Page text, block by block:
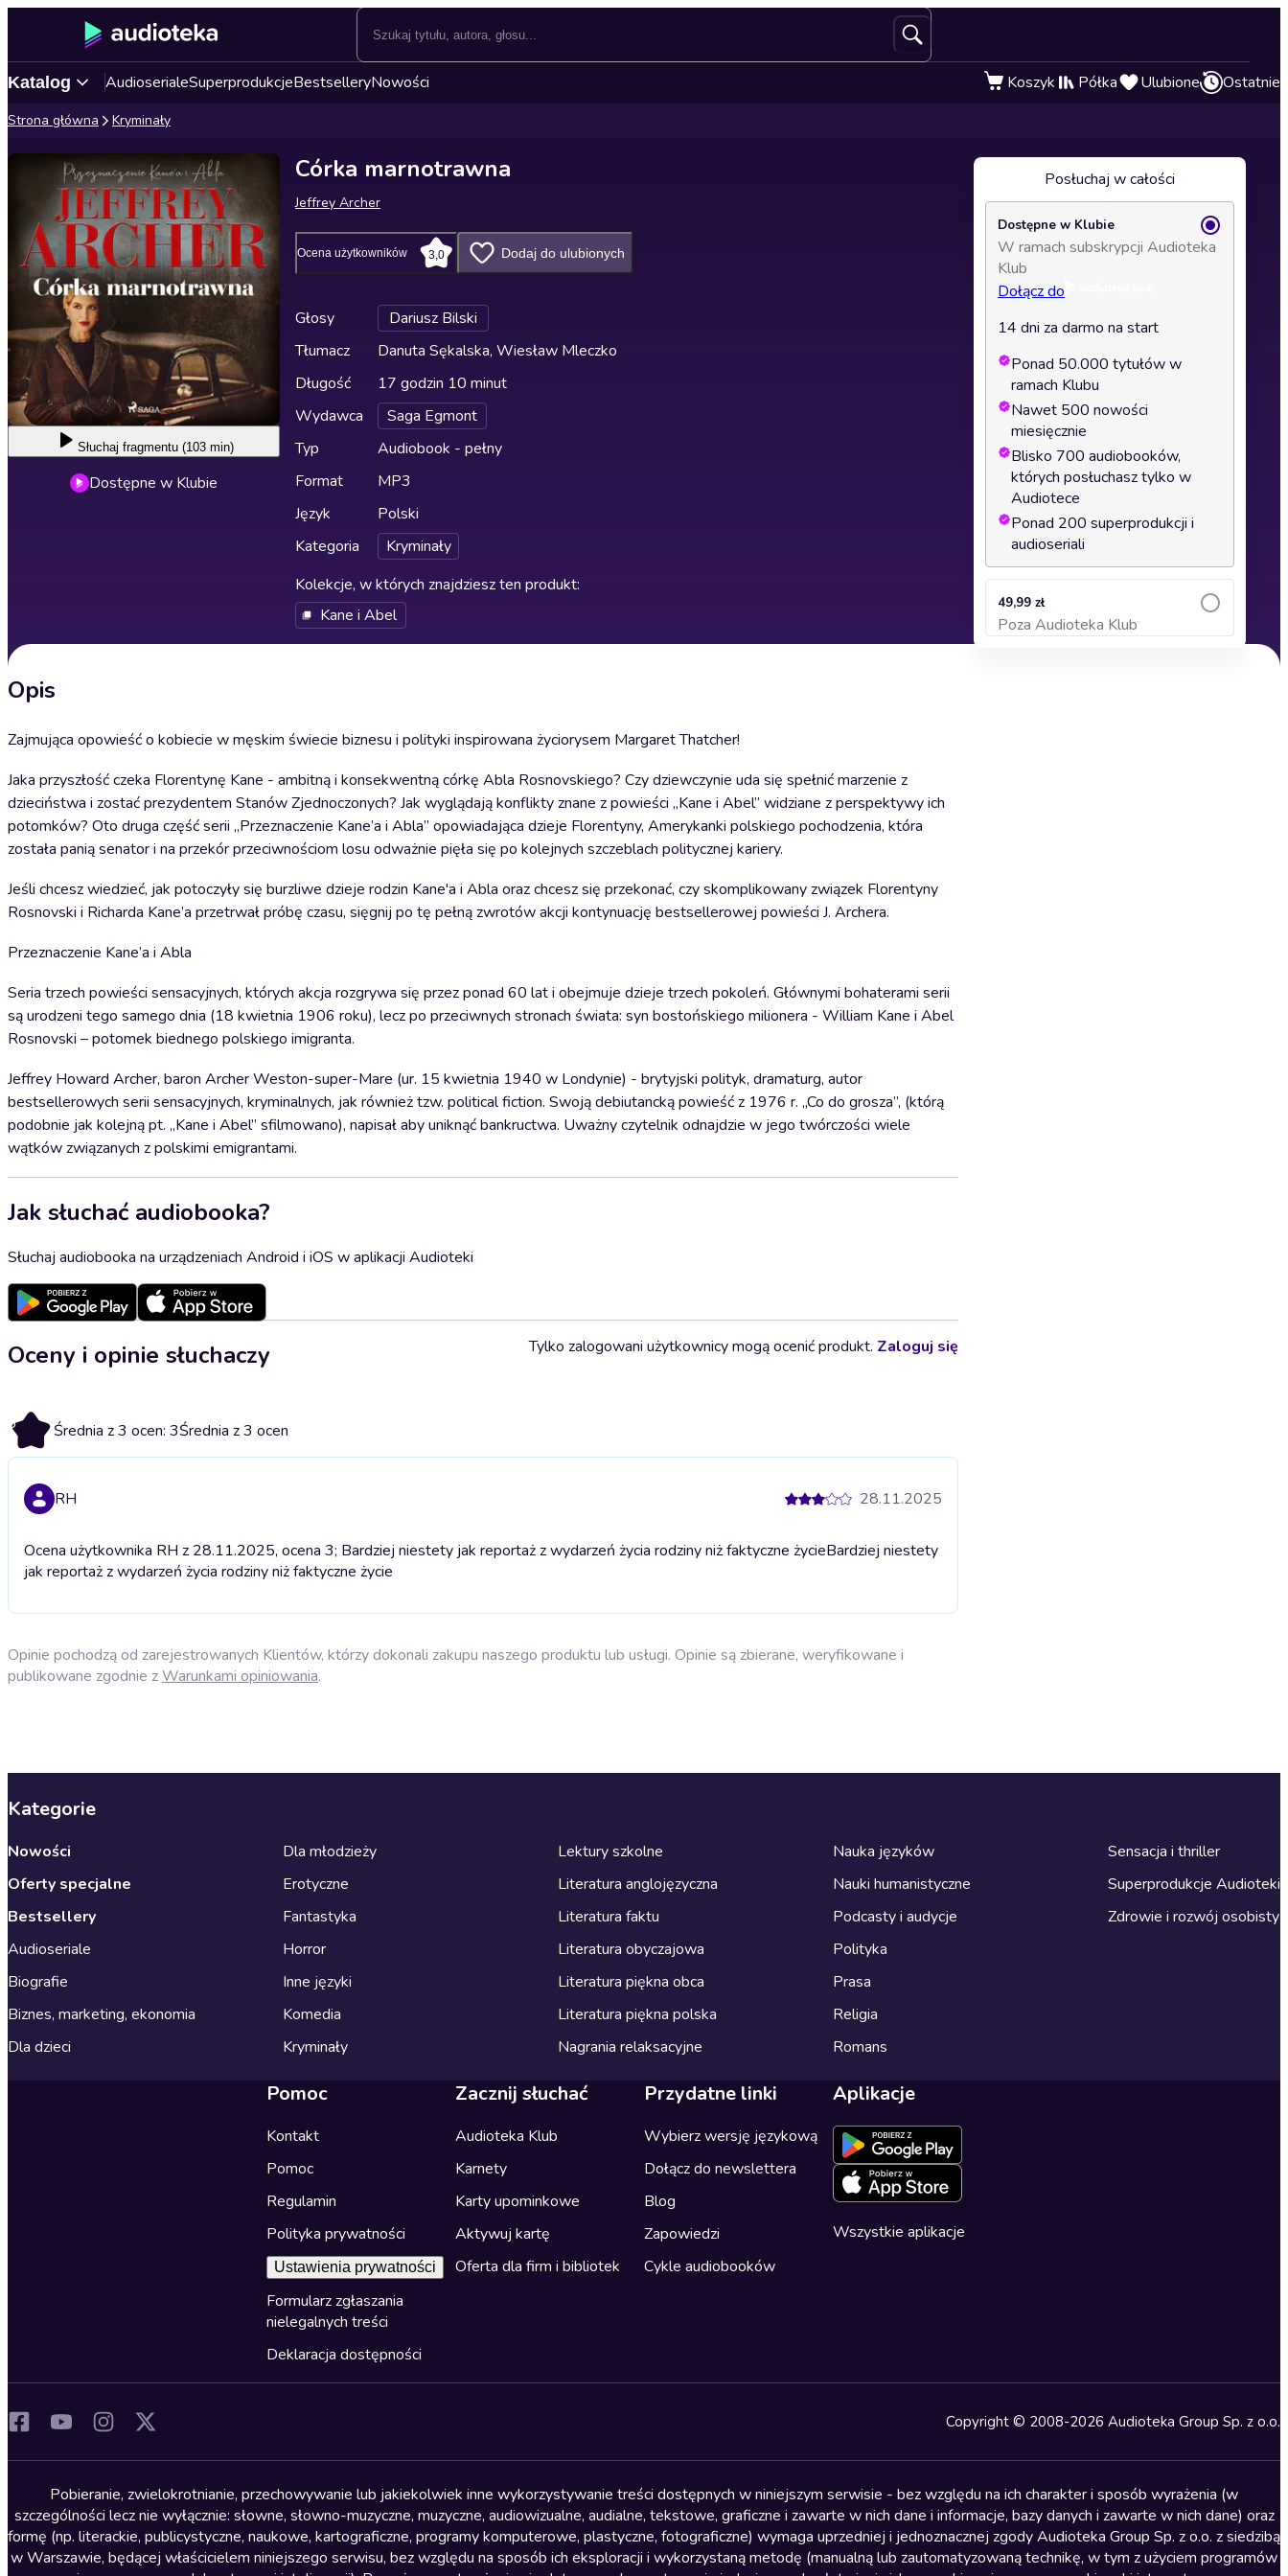
Katalog AudioserialeSuperprodukcjeBestselleryNowości Koszyk Półka Ulubione Ostatnie
Strona główna Kryminały
Słuchaj fragmentu (103 min)
Dostępne w Klubie
Córka marnotrawna
Jeffrey Archer
Ocena użytkowników 3,0 Dodaj do ulubionych
Głosy
Dariusz Bilski
Tłumacz
Danuta Sękalska, Wiesław Mleczko
Długość
17 godzin 10 minut
Wydawca
Saga Egmont
Typ
Audiobook - pełny
Format
MP3
Język
Polski
Kategoria
Kryminały
Kolekcje, w których znajdziesz ten produkt:
Kane i Abel
Opis
Zajmująca opowieść o kobiecie w męskim świecie biznesu i polityki inspirowana życiorysem Margaret Thatcher!
Jaka przyszłość czeka Florentynę Kane - ambitną i konsekwentną córkę Abla Rosnovskiego? Czy dziewczynie uda się spełnić marzenie z
dzieciństwa i zostać prezydentem Stanów Zjednoczonych? Jak wyglądają konflikty znane z powieści ,,Kane i Abel” widziane z perspektywy ich
potomków? Oto druga część serii ,,Przeznaczenie Kane’a i Abla” opowiadająca dzieje Florentyny, Amerykanki polskiego pochodzenia, która
została panią senator i na przekór przeciwnościom losu odważnie pięła się po kolejnych szczeblach politycznej kariery.
Jeśli chcesz wiedzieć, jak potoczyły się burzliwe dzieje rodzin Kane'a i Abla oraz chcesz się przekonać, czy skomplikowany związek Florentyny
Rosnovski i Richarda Kane’a przetrwał próbę czasu, sięgnij po tę pełną zwrotów akcji kontynuację bestsellerowej powieści J. Archera.
Przeznaczenie Kane’a i Abla
Seria trzech powieści sensacyjnych, których akcja rozgrywa się przez ponad 60 lat i obejmuje dzieje trzech pokoleń. Głównymi bohaterami serii
są urodzeni tego samego dnia (18 kwietnia 1906 roku), lecz po przeciwnych stronach świata: syn bostońskiego milionera - William Kane i Abel
Rosnovski – potomek biednego polskiego imigranta.
Jeffrey Howard Archer, baron Archer Weston-super-Mare (ur. 15 kwietnia 1940 w Londynie) - brytyjski polityk, dramaturg, autor
bestsellerowych serii sensacyjnych, kryminalnych, jak również tzw. political fiction. Swoją debiutancką powieść z 1976 r. ,,Co do grosza”, (którą
podobnie jak kolejną pt. ,,Kane i Abel” sfilmowano), napisał aby uniknąć bankructwa. Uważny czytelnik odnajdzie w jego twórczości wiele
wątków związanych z polskimi emigrantami.
Jak słuchać audiobooka?
Słuchaj audiobooka na urządzeniach Android i iOS w aplikacji Audioteki
Oceny i opinie słuchaczy
3 Średnia z 3 ocen: 3Średnia z 3 ocen
Tylko zalogowani użytkownicy mogą ocenić produkt. Zaloguj się
RH 28.11.2025
Ocena użytkownika RH z 28.11.2025, ocena 3; Bardziej niestety jak reportaż z wydarzeń życia rodziny niż faktyczne życieBardziej niestety
jak reportaż z wydarzeń życia rodziny niż faktyczne życie
Opinie pochodzą od zarejestrowanych Klientów, którzy dokonali zakupu naszego produktu lub usługi. Opinie są zbierane, weryfikowane i
publikowane zgodnie zWarunkami opiniowania.
Posłuchaj w całości
Dostępne w Klubie
W ramach subskrypcji Audioteka
Klub
Dołącz do
14 dni za darmo na start
Ponad 50.000 tytułów w
ramach Klubu
Nawet 500 nowości
miesięcznie
Blisko 700 audiobooków,
których posłuchasz tylko w
Audiotece
Ponad 200 superprodukcji i
audioseriali
49,99 zł
Poza Audioteka Klub
Dodaj do koszyka
Kategorie
Nowości
Oferty specjalne
Bestsellery
Audioseriale
Biografie
Biznes, marketing, ekonomia
Dla dzieci
Dla młodzieży
Erotyczne
Fantastyka
Horror
Inne języki
Komedia
Kryminały
Lektury szkolne
Literatura anglojęzyczna
Literatura faktu
Literatura obyczajowa
Literatura piękna obca
Literatura piękna polska
Nagrania relaksacyjne
Nauka języków
Nauki humanistyczne
Podcasty i audycje
Polityka
Prasa
Religia
Romans
Sensacja i thriller
Superprodukcje Audioteki
Zdrowie i rozwój osobisty
Pomoc
Kontakt
Pomoc
Regulamin
Polityka prywatności
Ustawienia prywatności
Formularz zgłaszania
nielegalnych treści
Deklaracja dostępności
Zacznij słuchać
Audioteka Klub
Karnety
Karty upominkowe
Aktywuj kartę
Oferta dla firm i bibliotek
Przydatne linki
Wybierz wersję językową
Dołącz do newslettera
Blog
Zapowiedzi
Cykle audiobooków
Aplikacje
Wszystkie aplikacje
Copyright © 2008-2026 Audioteka Group Sp. z o.o.
Pobieranie, zwielokrotnianie, przechowywanie lub jakiekolwiek inne wykorzystywanie treści dostępnych w niniejszym serwisie - bez względu na ich charakter i sposób wyrażenia (w
szczególności lecz nie wyłącznie: słowne, słowno-muzyczne, muzyczne, audiowizualne, audialne, tekstowe, graficzne i zawarte w nich dane i informacje, bazy danych i zawarte w nich dane) oraz
formę (np. literackie, publicystyczne, naukowe, kartograficzne, programy komputerowe, plastyczne, fotograficzne) wymaga uprzedniej i jednoznacznej zgody Audioteka Group Sp. z o.o. z siedzibą
w Warszawie, będącej właścicielem niniejszego serwisu, bez względu na sposób ich eksploracji i wykorzystaną metodę (manualną lub zautomatyzowaną technikę, w tym z użyciem programów